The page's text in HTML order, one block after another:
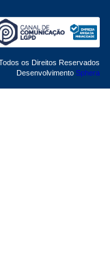
os Direitos Reservados
Desenvolvimento Sphera